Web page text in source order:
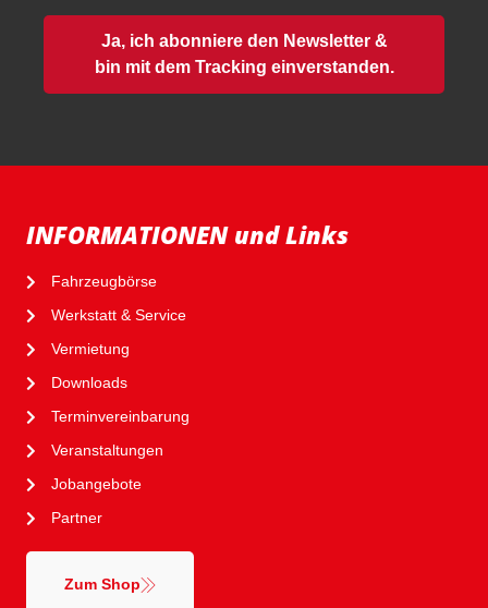
Ja, ich abonniere den Newsletter &
bin mit dem Tracking einverstanden.
INFORMATIONEN und Links
Fahrzeugbörse
Werkstatt & Service
Vermietung
Downloads
Terminvereinbarung
Veranstaltungen
Jobangebote
Partner
Zum Shop